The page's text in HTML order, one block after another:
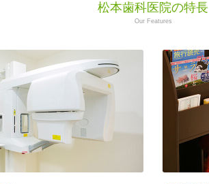
松本歯科医院の特長
Our Features